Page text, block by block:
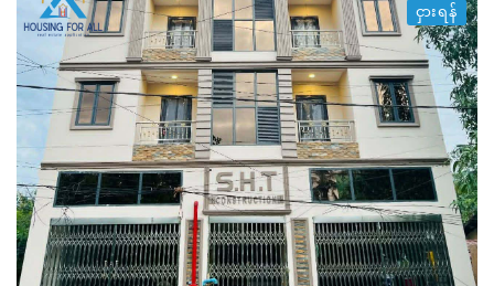
ငှားရန်